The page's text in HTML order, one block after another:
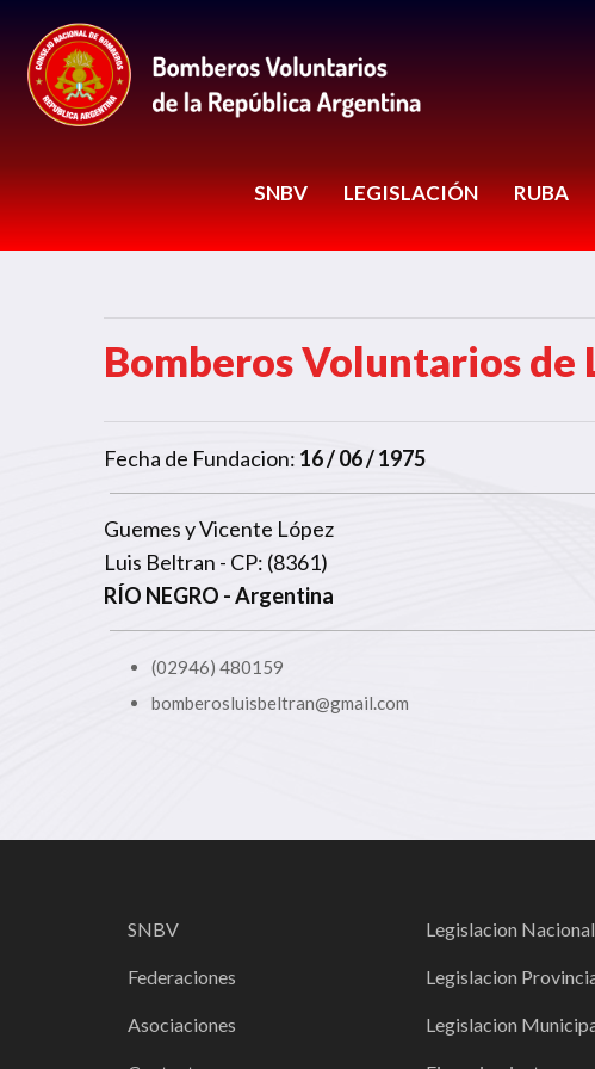
SNBV LEGISLACIÓN RUBA
Bomberos Voluntarios de
Fecha de Fundacion: 16 / 06 / 1975
Guemes y Vicente López
Luis Beltran - CP: (8361)
RÍO NEGRO - Argentina
(02946) 480159
bomberosluisbeltran@gmail.com
SNBV
Federaciones
Asociaciones
Legislacion Nacional
Legislacion
Legislacion